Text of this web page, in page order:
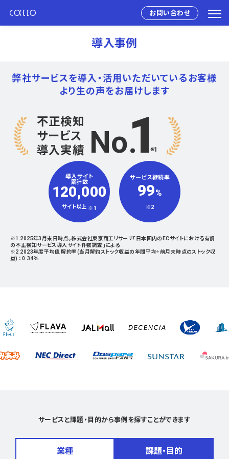
お問い合わせ
導入事例
弊社サービスを導入・活用いただいている お客様
より生の声をお届けします
不正検知
サービス
導入実績 No1※1
導入サイト
累計数
120,000
サイト以上 ※1
サービス継続率
99%
※2
※1 2025年3月末日時点。株式会社東京商工リサーチ「日本国内のECサイトにおける有償
の不正検知サービス導入サイト件数調査」による
※2 2023年度平均値 解約率(当月解約ストック収益の年間平均÷前月末時点のストック収
益) ：0.34％
サービスと課題・目的から事例を探すことができます
業種 課題・目的